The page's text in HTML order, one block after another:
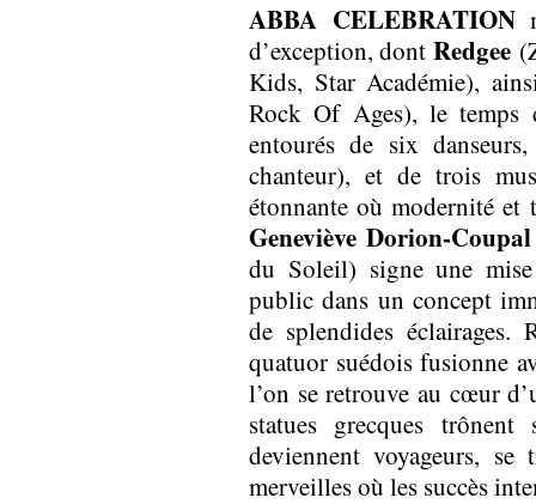
ABBA CELEBRATION
d’exception, dont Redgee
Kids, Star Académie),
Rock Of Ages), le temps
entourés de six
chanteur), et de trois
étonnante où modernité et
Geneviève Dorion-Coupal
du Soleil) signe une
public dans un concept
de splendides
quatuor suédois fusionne
l’on se retrouve au cœur
statues grecques
deviennent voyageurs,
merveilles où les succès